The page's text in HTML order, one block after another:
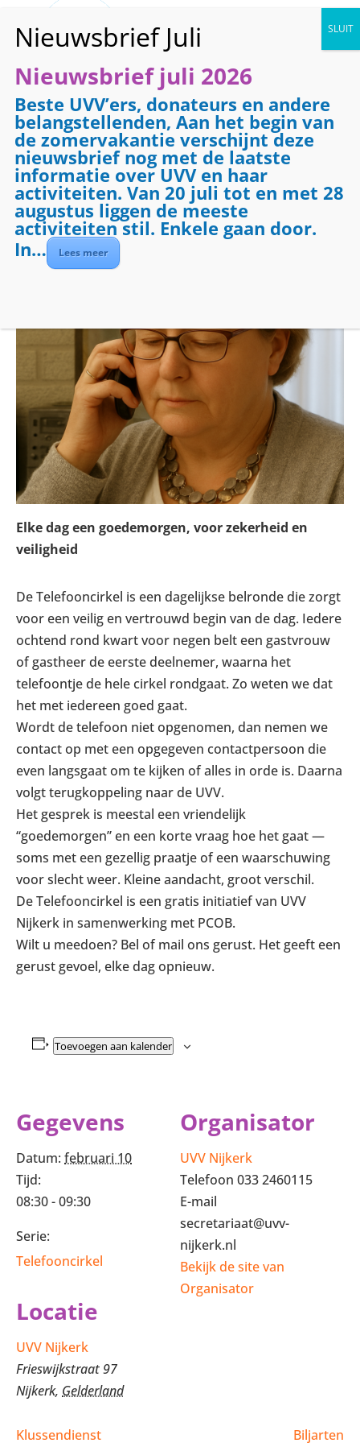
« Alle Evenementen
Dit evenement is voorbij.
Evenementenreeks:Telefooncirkel
Telefooncirkel
februari 10 @ 08:30
Elke dag een goedemorgen, voor zekerheid en
veiligheid
De Telefooncirkel is een dagelijkse belronde die zorgt
voor een veilig en vertrouwd begin van de dag. Iedere
ochtend rond kwart voor negen belt een gastvrouw
of gastheer de eerste deelnemer, waarna het
telefoontje de hele cirkel rondgaat. Zo weten we dat
het met iedereen goed gaat.
Wordt de telefoon niet opgenomen, dan nemen we
contact op met een opgegeven contactpersoon die
even langsgaat om te kijken of alles in orde is. Daarna
volgt terugkoppeling naar de UVV.
Het gesprek is meestal een vriendelijk
“goedemorgen” en een korte vraag hoe het gaat —
soms met een gezellig praatje of een waarschuwing
voor slecht weer. Kleine aandacht, groot verschil.
De Telefooncirkel is een gratis initiatief van UVV
Nijkerk in samenwerking met PCOB.
Wilt u meedoen? Bel of mail ons gerust. Het geeft een
gerust gevoel, elke dag opnieuw.
Toevoegen aan kalender
Gegevens
Datum: februari 10
Tijd:
08:30 - 09:30
Serie:
Telefooncirkel
Locatie
UVV Nijkerk
Frieswijkstraat 97
Nijkerk, Gelderland
Organisator
UVV Nijkerk
Telefoon 033 2460115
E-mail
secretariaat@uvv-
nijkerk.nl
Bekijk de site van
Organisator
Klussendienst Biljarten
Nieuwsbrief juli 2026
Beste UVV’ers, donateurs en andere
belangstellenden, Aan het begin van
de zomervakantie verschijnt deze
nieuwsbrief nog met de laatste
informatie over UVV en haar
activiteiten. Van 20 juli tot en met 28
augustus liggen de meeste
activiteiten stil. Enkele gaan door.
In…
Lees meer